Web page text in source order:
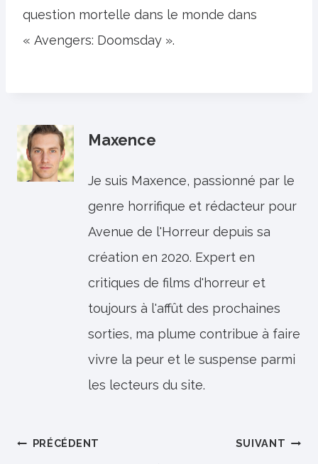
question mortelle dans le monde dans
« Avengers: Doomsday ».
Maxence
Je suis Maxence, passionné par le
genre horrifique et rédacteur pour
Avenue de l'Horreur depuis sa
création en 2020. Expert en
critiques de films d'horreur et
toujours à l'affût des prochaines
sorties, ma plume contribue à faire
vivre la peur et le suspense parmi
les lecteurs du site.
Navigation
PRÉCÉDENT SUIVANT